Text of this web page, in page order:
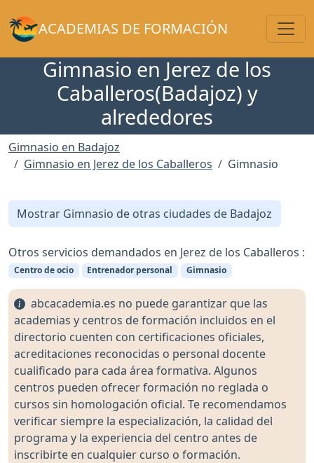
ACADEMIAS DE FORMACIÓN
Gimnasio en Jerez de los
Caballeros(Badajoz) y
alrededores
Gimnasio en Badajoz
Gimnasio en Jerez de los Caballeros
Gimnasio
Mostrar Gimnasio de otras ciudades de Badajoz
Otros servicios demandados en Jerez de los Caballeros :
Centro de ocio Entrenador personal Gimnasio
abcacademia.es no puede garantizar que las
academias y centros de formación incluidos en el
directorio cuenten con certificaciones oficiales,
acreditaciones reconocidas o personal docente
cualificado para cada área formativa. Algunos
centros pueden ofrecer formación no reglada o
cursos sin homologación oficial. Te recomendamos
verificar siempre la especialización, la calidad del
programa y la experiencia del centro antes de
inscribirte en cualquier curso o formación.